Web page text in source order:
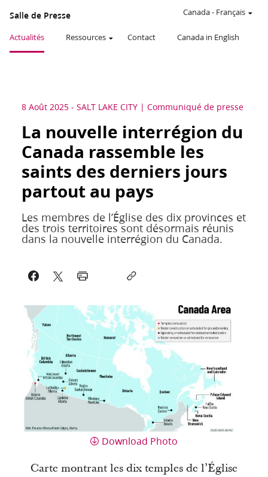
Salle de Presse
Actualités Ressources Contact Canada in English
Canada- Français
8 Août 2025 - SALT LAKE CITY Communiqué de presse
La nouvelle interrégion du
Canada rassemble les
saints des derniers jours
partout au pays
Les membres de l’Église des dix provinces et
des trois territoires sont désormais réunis
dans la nouvelle interrégion du Canada.
Download Photo
Carte montrant les dix temples de l’Église